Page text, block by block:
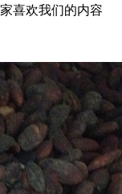
喜欢我们的内容